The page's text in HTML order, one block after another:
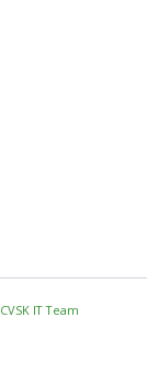
CVSK IT Team